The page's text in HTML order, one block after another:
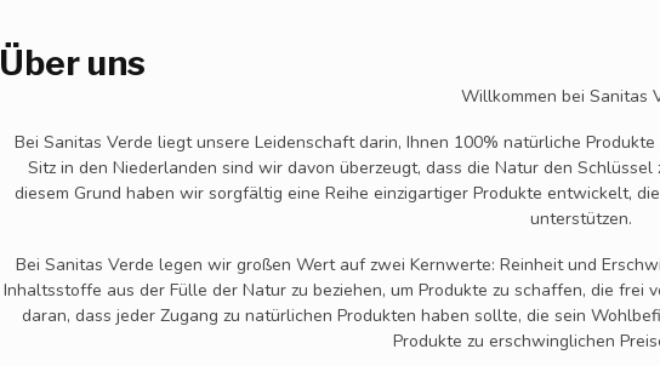
Über uns
Willkommen bei Sanitas
Bei Sanitas Verde liegt unsere Leidenschaft darin, Ihnen 100% natürliche
Sitz in den Niederlanden sind wir davon überzeugt, dass die Natur den
diesem Grund haben wir sorgfältig eine Reihe einzigartiger Produkte entwickelt,
unterstützen.
Bei Sanitas Verde legen wir großen Wert auf zwei Kernwerte: Reinheit und
Inhaltsstoffe aus der Fülle der Natur zu beziehen, um Produkte zu schaffen, die
daran, dass jeder Zugang zu natürlichen Produkten haben sollte, die sein
Produkte zu erschwinglichen